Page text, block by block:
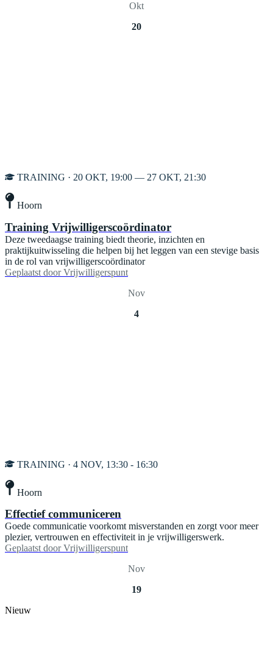
Okt
20
TRAINING · 20 OKT, 19:00 — 27 OKT, 21:30
Hoorn
Training Vrijwilligerscoördinator
Deze tweedaagse training biedt theorie, inzichten en
praktijkuitwisseling die helpen bij het leggen van een stevige basis
in de rol van vrijwilligerscoördinator
Geplaatst door Vrijwilligerspunt
Nov
4
TRAINING · 4 NOV, 13:30 - 16:30
Hoorn
Effectief communiceren
Goede communicatie voorkomt misverstanden en zorgt voor meer
plezier, vertrouwen en effectiviteit in je vrijwilligerswerk.
Geplaatst door Vrijwilligerspunt
Nov
19
Nieuw